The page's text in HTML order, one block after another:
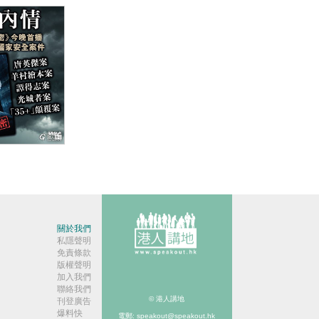
關於我們
私隱聲明
免責條款
版權聲明
加入我們
聯絡我們
刊登廣告
爆料快
© 港人講地
電郵: speakout@speakout.hk